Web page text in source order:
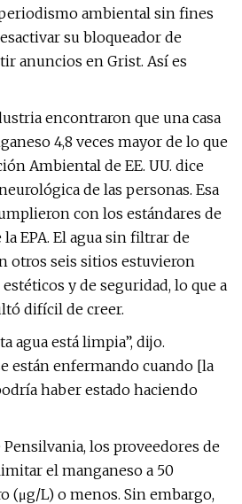
ambiental sin fines
su bloqueador de
anuncios en Grist. Así es
encontraron que una casa
4,8 veces mayor de lo que
Ambiental de EE. UU. dice
de las personas. Esa
con los estándares de
EPA. El agua sin filtrar de
otros seis sitios estuvieron
y de seguridad, lo que a
difícil de creer.
agua está limpia”, dijo.
están enfermando cuando [la
haber estado haciendo
los proveedores de
el manganeso a 50
(μg/L) o menos. Sin embargo,